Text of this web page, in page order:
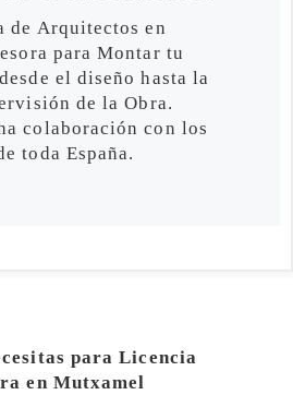
de Arquitectos en
para Montar tu
el diseño hasta la
de la Obra.
colaboración con los
toda España.
para Licencia
en Mutxamel